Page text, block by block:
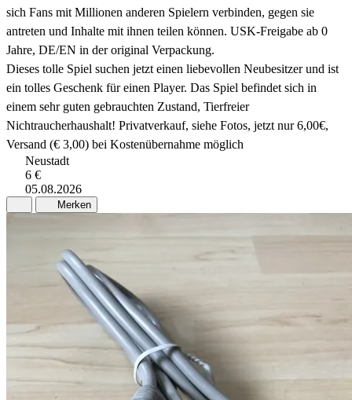
sich Fans mit Millionen anderen Spielern verbinden, gegen sie
antreten und Inhalte mit ihnen teilen können. USK-Freigabe ab 0
Jahre, DE/EN in der original Verpackung.
Dieses tolle Spiel suchen jetzt einen liebevollen Neubesitzer und ist
ein tolles Geschenk für einen Player. Das Spiel befindet sich in
einem sehr guten gebrauchten Zustand, Tierfreier
Nichtraucherhaushalt! Privatverkauf, siehe Fotos, jetzt nur 6,00€,
Versand (€ 3,00) bei Kostenübernahme möglich
Neustadt
6 €
05.08.2026
Merken